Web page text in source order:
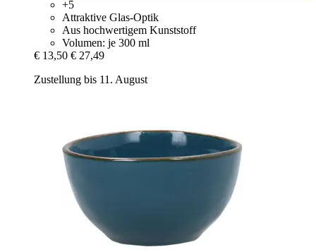
+5
Attraktive Glas-Optik
Aus hochwertigem Kunststoff
Volumen: je 300 ml
€ 13,50 € 27,49
Zustellung bis 11. August